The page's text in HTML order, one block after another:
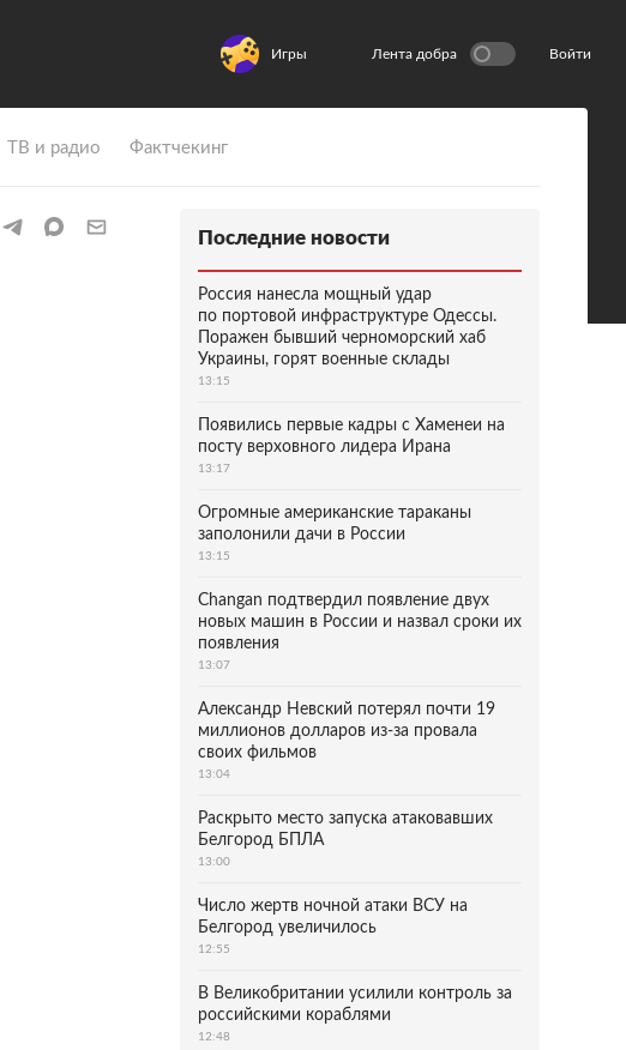
Игры Лента добра Войти
ТВ и радио Фактчекинг
Последние новости
Россия нанесла мощный удар
по портовой инфраструктуре Одессы.
Поражен бывший черноморский хаб
Украины, горят военные склады
13:15
Появились первые кадры с Хаменеи на
посту верховного лидера Ирана
13:17
Огромные американские тараканы
заполонили дачи в России
13:15
Changan подтвердил появление двух
новых машин в России и назвал сроки их
появления
13:07
Александр Невский потерял почти 19
миллионов долларов из-за провала
своих фильмов
13:04
Раскрыто место запуска атаковавших
Белгород БПЛА
13:00
Число жертв ночной атаки ВСУ на
Белгород увеличилось
12:55
В Великобритании усилили контроль за
российскими кораблями
12:48